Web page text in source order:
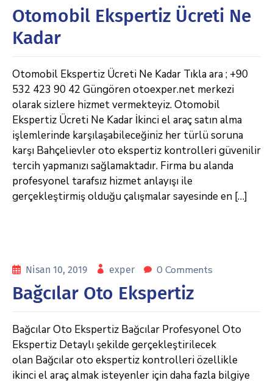
Otomobil Ekspertiz Ücreti Ne
Kadar
Otomobil Ekspertiz Ücreti Ne Kadar Tıkla ara ; +90
532 423 90 42 Güngören otoexper.net merkezi
olarak sizlere hizmet vermekteyiz. Otomobil
Ekspertiz Ücreti Ne Kadar İkinci el araç satın alma
işlemlerinde karşılaşabileceğiniz her türlü soruna
karşı Bahçelievler oto ekspertiz kontrolleri güvenilir
tercih yapmanızı sağlamaktadır. Firma bu alanda
profesyonel tarafsız hizmet anlayışı ile
gerçekleştirmiş olduğu çalışmalar sayesinde en […]
Nisan 10, 2019 exper 0 Comments
Bağcılar Oto Ekspertiz
Bağcılar Oto Ekspertiz Bağcılar Profesyonel Oto
Ekspertiz Detaylı şekilde gerçekleştirilecek
olan Bağcılar oto ekspertiz kontrolleri özellikle
ikinci el araç almak isteyenler için daha fazla bilgiye